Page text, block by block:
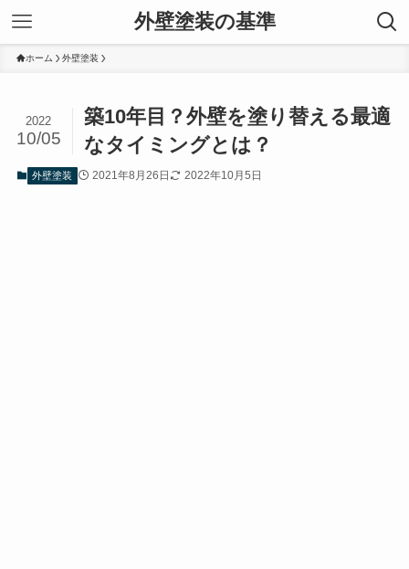
外壁塗装の基準
ホーム 外壁塗装
築10年目？外壁を塗り替える最適
なタイミングとは？
2022
10/05
外壁塗装 2021年8月26日 2022年10月5日